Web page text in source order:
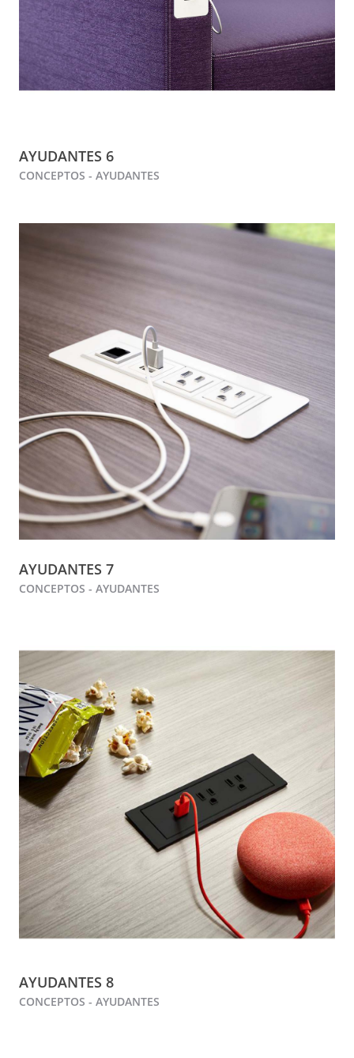
AYUDANTES 6
CONCEPTOS - AYUDANTES
AYUDANTES 7
CONCEPTOS - AYUDANTES
AYUDANTES 8
CONCEPTOS - AYUDANTES